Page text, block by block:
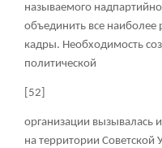
называемого
объединить все наиболее
кадры. Необходимость
политической
[52]
организации вызывалась
на территории Советской